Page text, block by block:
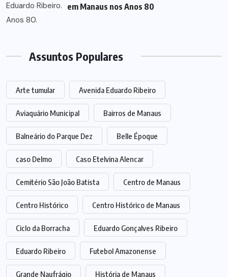
em Manaus nos Anos 80
Assuntos Populares
Arte tumular Avenida Eduardo Ribeiro
Aviaquário Municipal Bairros de Manaus
Balneário do Parque Dez Belle Époque
caso Delmo Caso Etelvina Alencar
Cemitério São João Batista Centro de Manaus
Centro Histórico Centro Histórico de Manaus
Ciclo da Borracha Eduardo Gonçalves Ribeiro
Eduardo Ribeiro Futebol Amazonense
Grande Naufrágio História de Manaus